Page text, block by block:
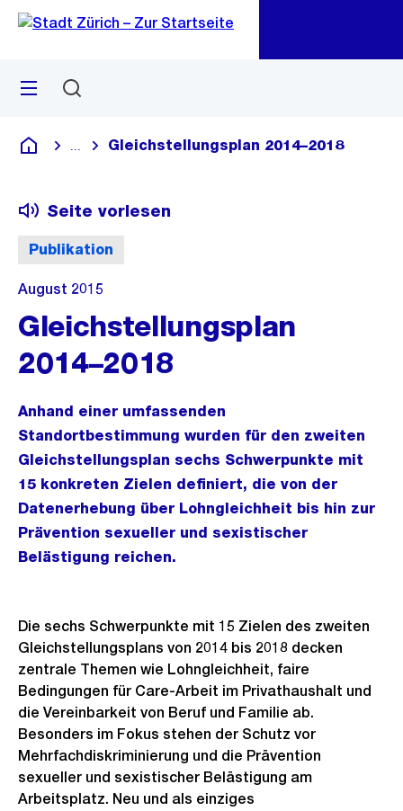
Navigation
Sprunglink
Menü
Deutsch
Blende alle Breadcrumbs ein
Gleichstellungsplan 2014–2018
Publikation
Seite vorlesen
August 2015
Gleichstellungsplan
2014–2018
Anhand einer umfassenden
Standortbestimmung wurden für den zweiten
Gleichstellungsplan sechs Schwerpunkte mit
15 konkreten Zielen definiert, die von der
Datenerhebung über Lohngleichheit bis hin zur
Prävention sexueller und sexistischer
Belästigung reichen.
Die sechs Schwerpunkte mit 15 Zielen des zweiten
Gleichstellungsplans von 2014 bis 2018 decken
zentrale Themen wie Lohngleichheit, faire
Bedingungen für Care-Arbeit im Privathaushalt und
die Vereinbarkeit von Beruf und Familie ab.
Besonders im Fokus stehen der Schutz vor
Mehrfachdiskriminierung und die Prävention
sexueller und sexistischer Belästigung am
Arbeitsplatz. Neu und als einziges